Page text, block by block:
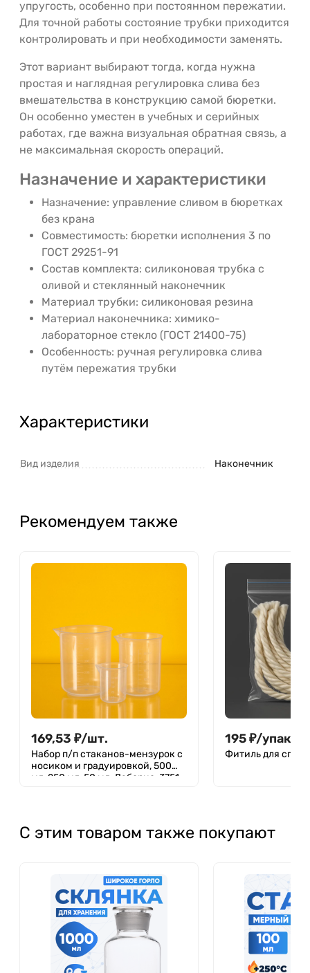
упругость, особенно при постоянном пережатии.
Для точной работы состояние трубки приходится
контролировать и при необходимости заменять.
Этот вариант выбирают тогда, когда нужна
простая и наглядная регулировка слива без
вмешательства в конструкцию самой бюретки.
Он особенно уместен в учебных и серийных
работах, где важна визуальная обратная связь, а
не максимальная скорость операций.
Назначение и характеристики
Назначение: управление сливом в бюретках
без крана
Совместимость: бюретки исполнения 3 по
ГОСТ 29251-91
Состав комплекта: силиконовая трубка с
оливой и стеклянный наконечник
Материал трубки: силиконовая резина
Материал наконечника: химико-
лабораторное стекло (ГОСТ 21400-75)
Особенность: ручная регулировка слива
путём пережатия трубки
Характеристики
Вид изделия Наконечник
Рекомендуем также
169,53 ₽/шт.
Набор п/п стаканов-мензурок с
носиком и градуировкой, 500
мл, 250 мл, 50 мл, Лаборио, 3751
195₽/упак.
Фитиль для
С этим товаром также покупают